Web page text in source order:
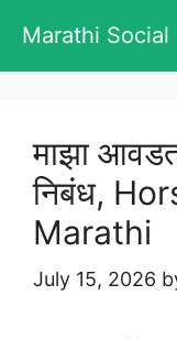
content
Marathi Social
माझा
निबंध,
Marathi
July 15, 2026